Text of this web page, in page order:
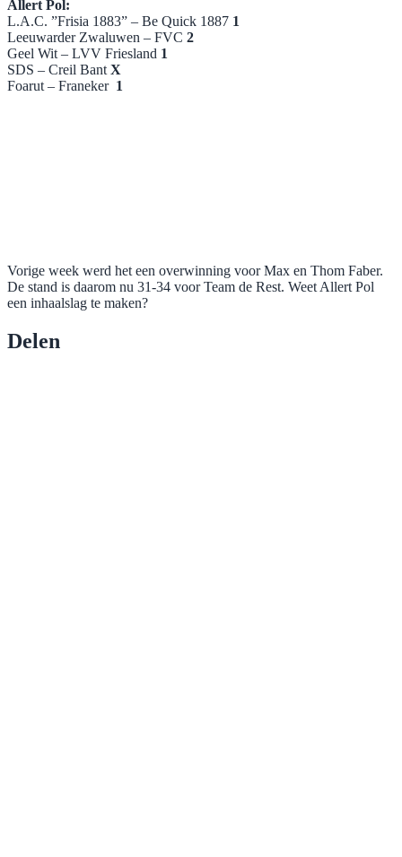
Allert Pol:
L.A.C. ”Frisia 1883” – Be Quick 1887 1
Leeuwarder Zwaluwen – FVC 2
Geel Wit – LVV Friesland 1
SDS – Creil Bant X
Foarut – Franeker 1
Vorige week werd het een overwinning voor Max en Thom Faber.
De stand is daarom nu 31-34 voor Team de Rest. Weet Allert Pol
een inhaalslag te maken?
Delen